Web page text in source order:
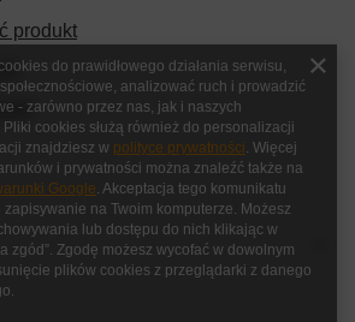
produkt
do prawidłowego działania serwisu,
analizować ruch i prowadzić
- zarówno przez nas, jak i naszych
cookies służą również do personalizacji
znajdziesz w polityce prywatności. Więcej
i prywatności można znaleźć także na
Google. Akceptacja tego komunikatu
na Twoim komputerze. Możesz
lub dostępu do nich klikając w
zgód”. Zgodę możesz wycofać w dowolnym
plików cookies z przeglądarki z danego